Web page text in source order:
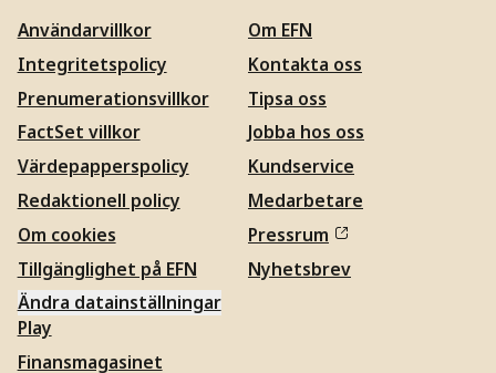
Användarvillkor
Integritetspolicy
Prenumerationsvillkor
FactSet villkor
Värdepapperspolicy
Redaktionell policy
Om cookies
Tillgänglighet på EFN
Ändra datainställningar
Om EFN
Kontakta oss
Tipsa oss
Jobba hos oss
Kundservice
Medarbetare
Pressrum
Nyhetsbrev
Play
Finansmagasinet